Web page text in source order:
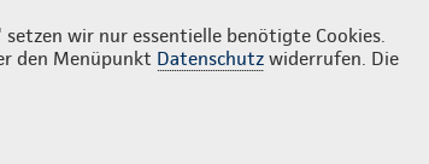
setzen wir nur essentielle benötigte Cookies.
den Menüpunkt Datenschutz widerrufen. Die
Login Kontakt 02841 90190